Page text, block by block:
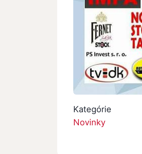
Kategórie
Novinky